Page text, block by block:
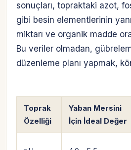
sonuçları, topraktaki azot,
gibi besin elementlerinin
miktarı ve organik madde
Bu veriler olmadan,
düzenleme planı yapmak,
Toprak
Özelliği
Yaban Mersini
İçin İdeal Değer